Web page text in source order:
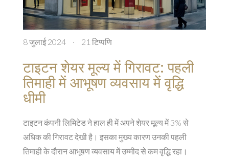
8 जुलाई 2024 · 21 टिप्पणि
टाइटन शेयर मूल्य में गिरावट: पहली
तिमाही में आभूषण व्यवसाय में वृद्धि
धीमी
टाइटन कंपनी लिमिटेड ने हाल ही में अपने शेयर मूल्य में 3% से
अधिक की गिरावट देखी है। इसका मुख्य कारण उनकी पहली
तिमाही के दौरान आभूषण व्यवसाय में उम्मीद से कम वृद्धि रहा।